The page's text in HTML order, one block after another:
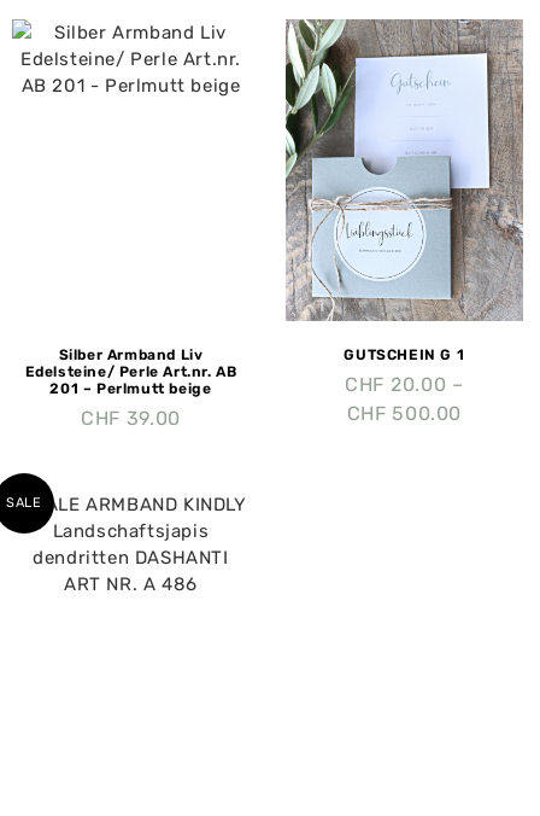
Silber Armband Liv
Edelsteine/ Perle Art.nr. AB
201 – Perlmutt beige
CHF 39.00
GUTSCHEIN G 1
CHF 20.00 –
CHF 500.00
SALE